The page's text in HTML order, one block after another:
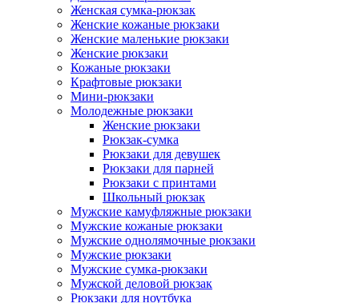
Женская сумка-рюкзак
Женские кожаные рюкзаки
Женские маленькие рюкзаки
Женские рюкзаки
Кожаные рюкзаки
Крафтовые рюкзаки
Мини-рюкзаки
Молодежные рюкзаки
Женские рюкзаки
Рюкзак-сумка
Рюкзаки для девушек
Рюкзаки для парней
Рюкзаки с принтами
Школьный рюкзак
Мужские камуфляжные рюкзаки
Мужские кожаные рюкзаки
Мужские однолямочные рюкзаки
Мужские рюкзаки
Мужские сумка-рюкзаки
Мужской деловой рюкзак
Рюкзаки для ноутбука